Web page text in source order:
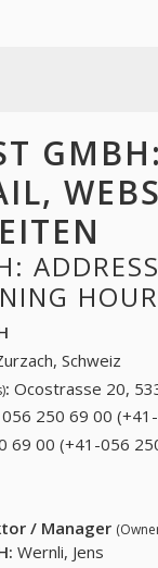
Schweiz
: Ocostrasse 20,
056 250 69 00
69 00 (+41-056
/ Manager
: Wernli, Jens